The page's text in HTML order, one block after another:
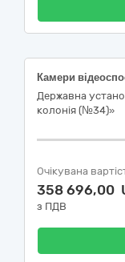
Державна
колонія (№34)»
Очікувана
358 696,00
з ПДВ